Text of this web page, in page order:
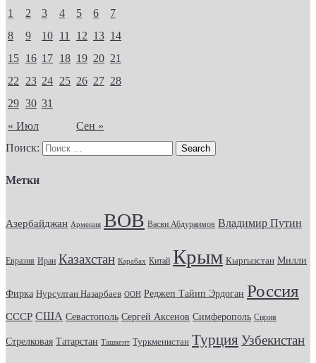
« Июл Сен »
1 2 3 4 5 6
7
8
9 10 11 12 13 14
15 16 17 18 19 20 21
22
23 24 25 26 27 28
29 30 31
Поиск:
Метки
Азербайджан Армения ВОВ Васви Абдураимов Владимир Путин
Евразия Иран Казахстан Карабах Китай Крым Кыргызстан Милли
Фирка Нурсултан Назарбаев ООН Реджеп Тайип Эрдоган Россия
СССР США Севастополь Сергей Аксенов Симферополь Сирия
Стрелковая Татарстан Ташкент Туркменистан Турция Узбекистан